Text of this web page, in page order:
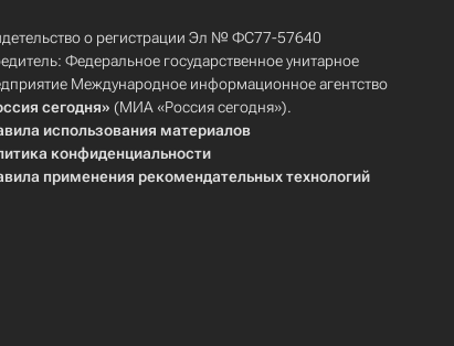
о регистрации Эл № ФС77-57640
Федеральное государственное унитарное
Международное информационное агентство
сегодня» (МИА «Россия сегодня»).
использования материалов
конфиденциальности
применения рекомендательных технологий